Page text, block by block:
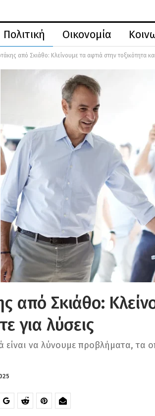
Πολιτική Οικονομία
από Σκιάθο: Κλείνουμε τα αφτιά στην τοξικότητα
από Σκιάθο:
για λύσεις
είναι να λύνουμε προβλήματα, τα